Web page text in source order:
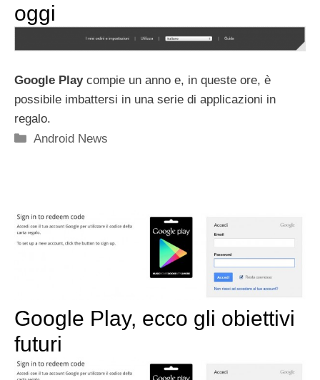
oggi
Google Playcompie un anno e, in queste ore, è
possibile imbattersi in una serie di applicazioni in
regalo.
Categorie
Android News
Google Play, ecco gli obiettivi
futuri